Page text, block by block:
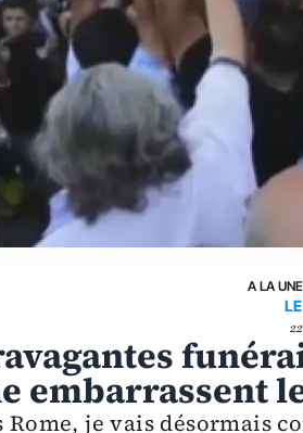
A LA UNE
embarrassent
Rome, je vais désormais